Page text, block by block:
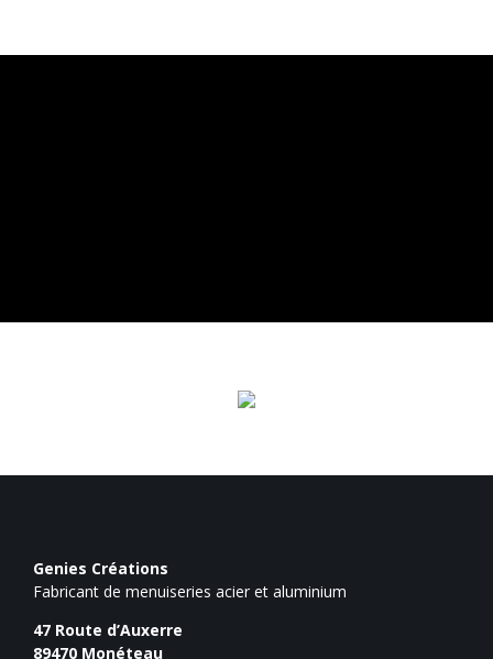
Genies Créations
Fabricant de menuiseries acier et aluminium
47 Route d’Auxerre
89470 Monéteau